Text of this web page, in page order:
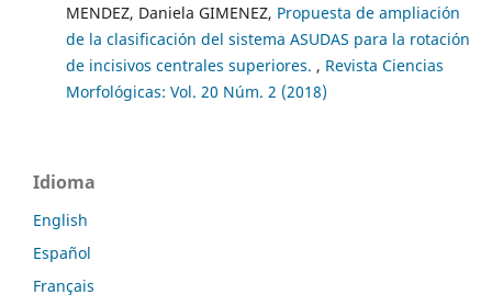
MENDEZ, Daniela GIMENEZ, Propuesta de ampliación
de la clasificación del sistema ASUDAS para la rotación
de incisivos centrales superiores. , Revista Ciencias
Morfológicas: Vol. 20 Núm. 2 (2018)
Idioma
English
Español
Français